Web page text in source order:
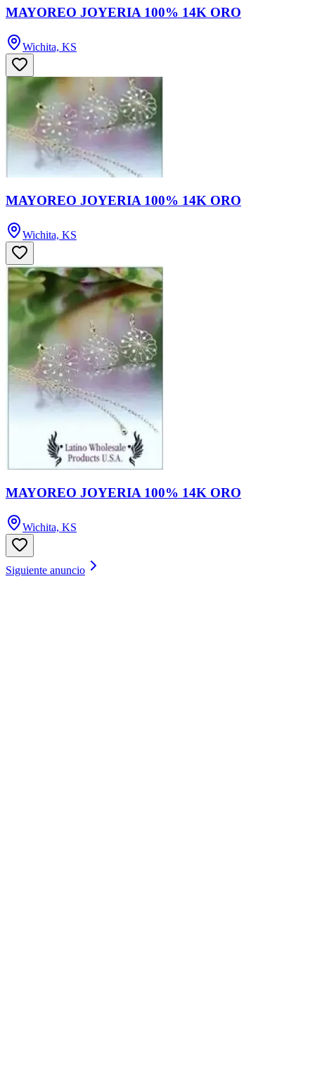
MAYOREO JOYERIA 100% 14K ORO
Wichita, KS
MAYOREO JOYERIA 100% 14K ORO
Wichita, KS
MAYOREO JOYERIA 100% 14K ORO
Wichita, KS
Siguiente anuncio